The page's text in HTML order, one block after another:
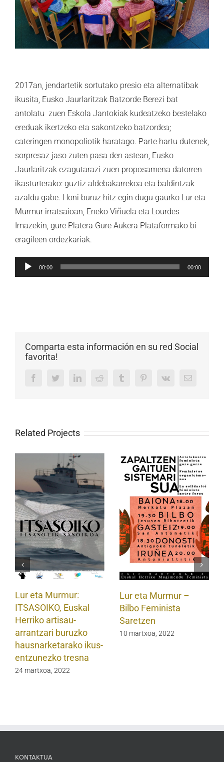
2017an, jendartetik sortutako presio eta alternatibak
ikusita, Eusko Jaurlaritzak Batzorde Berezi bat
antolatu zuen Eskola Jantokiak kudeatzeko bestelako
ereduak ikertzeko eta sakontzeko batzordea;
cateringen monopoliotik haratago. Parte hartu dutenek,
sorpresaz jaso zuten pasa den astean, Eusko
Jaurlaritzak ezagutarazi zuen proposamena datorren
ikasturterako: guztiz aldebakarrekoa eta baldintzak
azaldu gabe. Honi buruz hitz egin dugu gaurko Lur eta
Murmur irratsaioan, Eneko Viñuela eta Lourdes
Imazekin, gure Platera Gure Aukera Plataformako bi
eragileen ordezkariak.
Soinu
erreproduzigailua
00:00 00:00
Comparta esta información en su red Social
favorita!
FacebookTwitterLinkedInReddit Tumblr PinterestVk Email
Related Projects
Lur eta Murmur:
ITSASOIKO, Euskal
Herriko artisau-
arrantzari buruzko
hausnarketarako ikus-
entzunezko tresna
24 martxoa, 2022
Lur eta Murmur –
Bilbo Feminista
Saretzen
10 martxoa, 2022
KONTAKTUA